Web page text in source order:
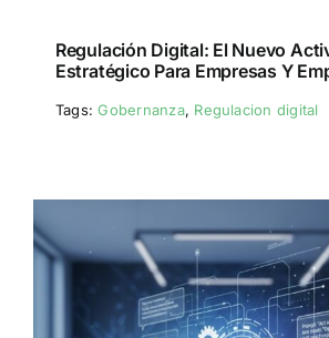
Regulación Digital: El Nuevo
Estratégico Para Empresas Y
Tags:Gobernanza, Regulacion digital